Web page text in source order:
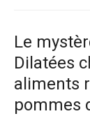
Le
Dilatées
aliments
pommes